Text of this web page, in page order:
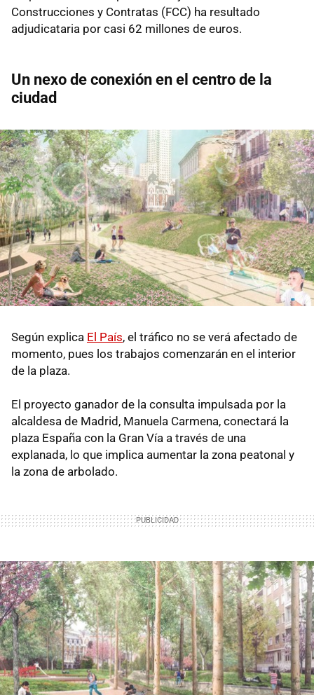
Construcciones y Contratas (FCC) ha resultado
adjudicataria por casi 62 millones de euros.
Un nexo de conexión en el centro de la
ciudad
Según explica El País, el tráfico no se verá afectado de
momento, pues los trabajos comenzarán en el interior
de la plaza.
El proyecto ganador de la consulta impulsada por la
alcaldesa de Madrid, Manuela Carmena, conectará la
plaza España con la Gran Vía a través de una
explanada, lo que implica aumentar la zona peatonal y
la zona de arbolado.